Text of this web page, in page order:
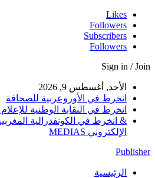
Likes
Followers
Subscribers
Followers
Sign in / Join
الأحد, أغسطس 9, 2026
انخرط في الأوروعربية للصحافة
انخرط في النقابة الوطنية
& انخرط في الكونفدرالية
الإلكتروني MEDIAS
Publisher
الرئيسية